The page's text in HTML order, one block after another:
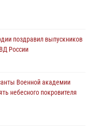
поздравил выпускников
России
Военной академии
небесного покровителя